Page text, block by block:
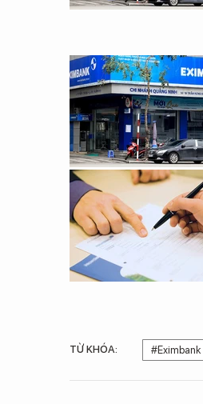
TỪ KHÓA: #Eximbank